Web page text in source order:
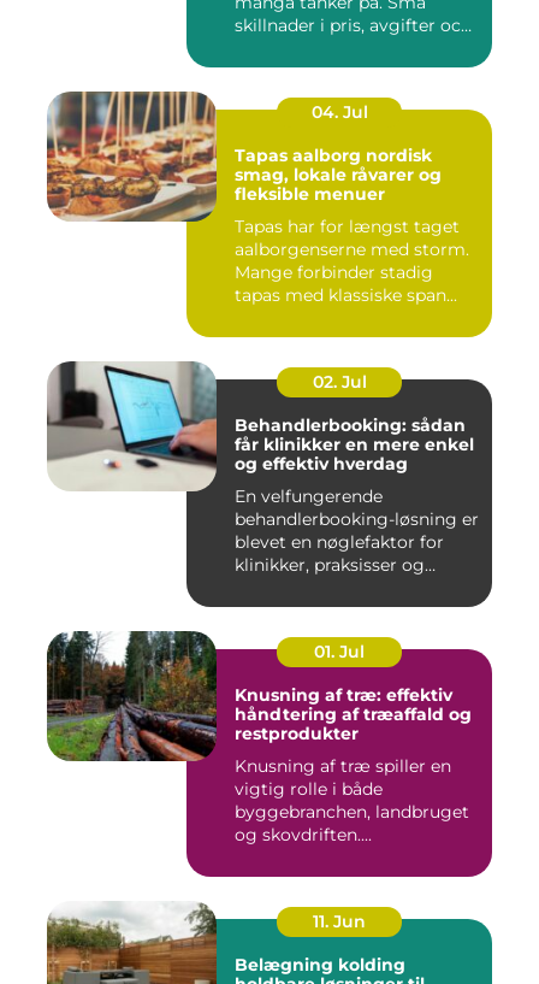
skillnader i pris, avgifter och
04. Jul
Tapas aalborg nordisk
smag, lokale råvarer og
fleksible menuer
Tapas har for længst taget
aalborgenserne med storm.
Mange forbinder stadig
tapas med klassiske span...
02. Jul
Behandlerbooking: sådan
får klinikker en mere enkel
og effektiv hverdag
En velfungerende
behandlerbooking-løsning er
blevet en nøglefaktor for
klinikker, praksisser og
01. Jul
Knusning af træ: effektiv
håndtering af træaffald og
restprodukter
Knusning af træ spiller en
vigtig rolle i både
byggebranchen, landbruget
og skovdriften....
11. Jun
Belægning kolding